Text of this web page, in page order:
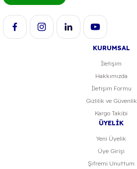
KURUMSAL
İletişim
Hakkımızda
İletişim Formu
Gizlilik ve Güvenlik
Kargo Takibi
ÜYELİK
Yeni Üyelik
Üye Girişi
Şifremi Unuttum